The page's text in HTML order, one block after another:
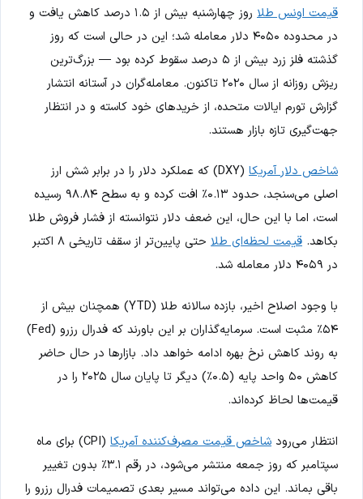
قیمت اونس طلا
روز چهارشنبه بیش از ۱.۵ درصد کاهش یافت و
در محدوده ۴۰۵۰ دلار معامله شد؛ این در حالی است که روز
گذشته فلز زرد بیش از ۵ درصد سقوط کرده بود — بزرگ‌ترین
ریزش روزانه از سال ۲۰۲۰ تاکنون. معامله‌گران در آستانه انتشار
گزارش تورم ایالات متحده، از خریدهای خود کاسته و در انتظار
جهت‌گیری تازه بازار هستند.
شاخص دلار آمریکا
(DXY) که عملکرد دلار را در برابر شش ارز
اصلی می‌سنجد، حدود ۰.۱۳٪ افت کرده و به سطح ۹۸.۸۴ رسیده
است، اما با این حال، این ضعف دلار نتوانسته از فشار فروش طلا
بکاهد. قیمت لحظه‌ای طلا
حتی پایین‌تر از سقف تاریخی ۸ اکتبر
در ۴۰۵۹ دلار معامله شد.
با وجود اصلاح اخیر، بازده سالانه طلا (YTD) همچنان بیش از
۵۴٪ مثبت است. سرمایه‌گذاران بر این باورند که فدرال رزرو (Fed)
به روند کاهش نرخ بهره ادامه خواهد داد. بازارها در حال حاضر
کاهش ۵۰ واحد پایه (۰.۵٪) دیگر تا پایان سال ۲۰۲۵ را در
قیمت‌ها لحاظ کرده‌اند.
انتظار می‌رود شاخص قیمت مصرف‌کننده آمریکا
(CPI) برای ماه
سپتامبر که روز جمعه منتشر می‌شود، در رقم ۳.۱٪ بدون تغییر
باقی بماند. این داده می‌تواند مسیر بعدی تصمیمات فدرال رزرو را